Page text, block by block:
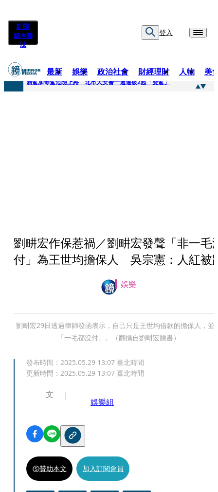
訂閱
紙本雜
誌
登入
最新 娛樂 政治社會 財經理財 人物 美
快訊
酒駕加毒駕危險上路 北市大安警一週連破2起「雙駕」
劉畊宏作保惹禍／劉畊宏發聲「非一毛
付」為王世均擔保人 吳宗憲：人紅被
娛樂
劉畊宏29日透過律師發函表示，自己只是王世均借款的擔保人，並
「一毛都沒付」。（翻攝自劉畊宏臉書）
發布時間： 2025.05.29 13:07 臺北時間
更新時間： 2025.05.29 13:07 臺北時間
文
娛樂組
贊助本文 加入訂閱會員